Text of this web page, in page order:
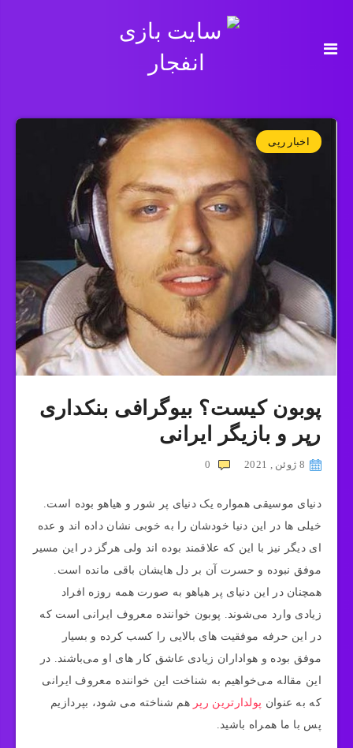
اخبار رپی
پوبون کیست؟ بیوگرافی بنکداری
رپر و بازیگر ایرانی
8 ژوئن , 2021 0
دنیای موسیقی همواره یک دنیای پر شور و هیاهو بوده است.
خیلی ها در این دنیا خودشان را به خوبی نشان داده اند و عده
ای دیگر نیز با این که علاقمند بوده اند ولی هرگز در این مسیر
موفق نبوده و حسرت آن بر دل هایشان باقی مانده است.
همچنان در این دنیای پر هیاهو به صورت همه روزه افراد
زیادی وارد می‌شوند. پوبون خواننده معروف ایرانی است که
در این حرفه موفقیت های بالایی را کسب کرده و بسیار
موفق بوده و هواداران زیادی عاشق کار های او می‌باشند. در
این مقاله می‌خواهیم به شناخت این خواننده معروف ایرانی
که به عنوان پولدارترین رپر هم شناخته می شود، بپردازیم
پس با ما همراه باشید.